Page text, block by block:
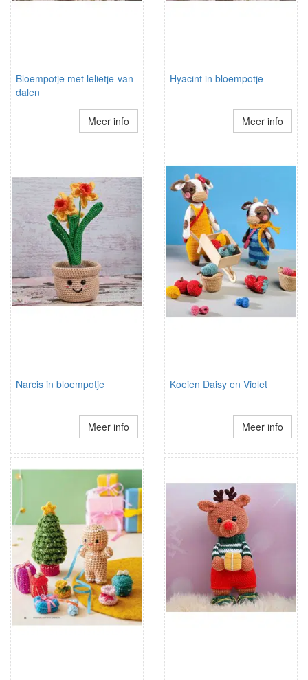
Bloempotje met lelietje-van-
dalen
Meer info
Hyacint in bloempotje
Meer info
Narcis in bloempotje
Meer info
Koeien Daisy en Violet
Meer info